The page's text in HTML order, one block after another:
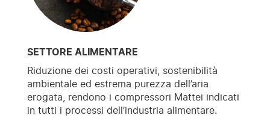
SETTORE ALIMENTARE
Riduzione dei costi operativi, sostenibilità
ambientale ed estrema purezza dell’aria
erogata, rendono i compressori Mattei indicati
in tutti i processi dell’industria alimentare.